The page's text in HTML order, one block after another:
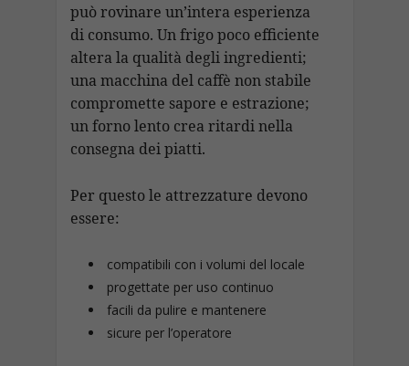
può rovinare un’intera esperienza
di consumo. Un frigo poco efficiente
altera la qualità degli ingredienti;
una macchina del caffè non stabile
compromette sapore e estrazione;
un forno lento crea ritardi nella
consegna dei piatti.
Per questo le attrezzature devono
essere:
compatibili con i volumi del locale
progettate per uso continuo
facili da pulire e mantenere
sicure per l’operatore